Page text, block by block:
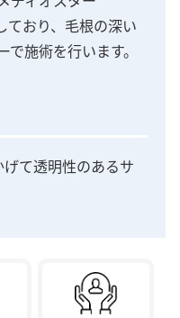
おり、毛根の深い
施術を行います。
て透明性のあるサ